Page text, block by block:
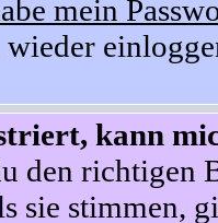
mein
kann
den richtigen
sie stimmen,